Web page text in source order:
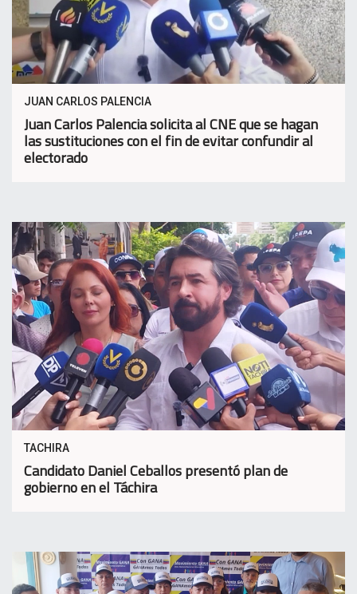
JUAN CARLOS PALENCIA
Juan Carlos Palencia solicita al CNE que se hagan
las sustituciones con el fin de evitar confundir al
electorado
TACHIRA
Candidato Daniel Ceballos presentó plan de
gobierno en el Táchira